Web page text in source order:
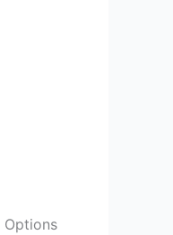
Options